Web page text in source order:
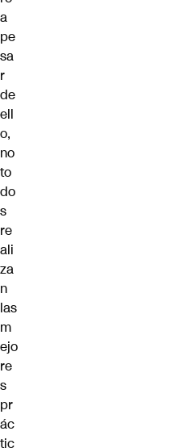
a
pe
sa
r
de
ell
o,
no
to
do
s
re
ali
za
n
las
m
ejo
re
s
pr
ác
tic